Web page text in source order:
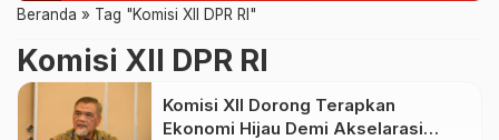
Beranda » Tag "Komisi XII DPR RI"
Komisi XII DPR RI
Komisi XII Dorong Terapkan
Ekonomi Hijau Demi Akselarasi